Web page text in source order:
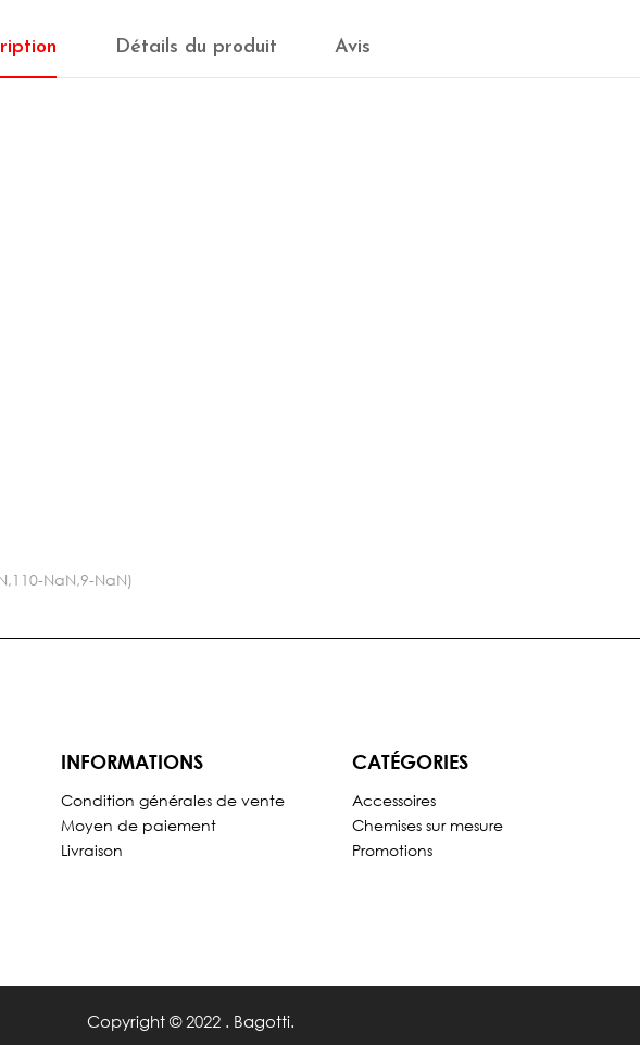
Détails du produit Avis
NaN,9-NaN)
INFORMATIONS
Condition générales de vente
Moyen de paiement
Livraison
CATÉGORIES
Accessoires
Chemises sur mesure
Promotions
Copyright © 2022 . Bagotti.